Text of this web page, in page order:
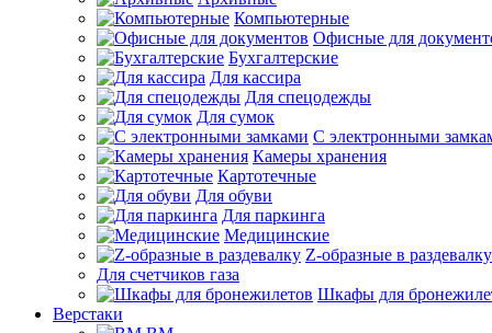
Компьютерные
Офисные для
Бухгалтерские
Для кассира
Для спецодежды
Для сумок
С электронными
Камеры хранения
Картотечные
Для обуви
Для паркинга
Медицинские
Z-образные в раздевалку
Для счетчиков газа
Шкафы для
Верстаки